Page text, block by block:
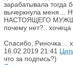
зарабатывала
вычеркнула меня…
НАСТОЯЩЕГО
почему нет?..
Спасибо, Риночка…
16.02.2019 21:41
что за подпись?)